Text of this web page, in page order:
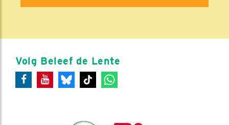
Volg Beleef de Lente